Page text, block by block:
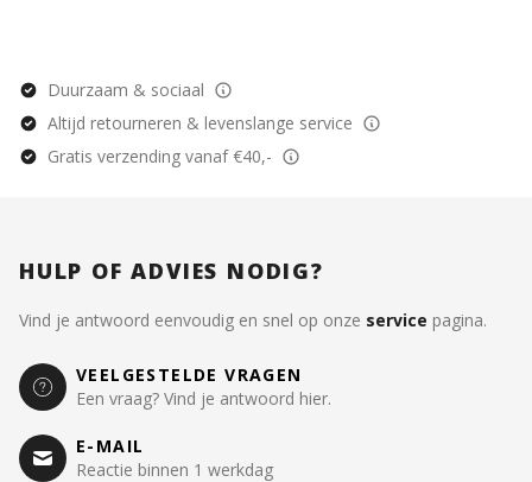
Duurzaam & sociaal
Altijd retourneren & levenslange service
Gratis verzending vanaf €40,-
HULP OF ADVIES NODIG?
Vind je antwoord eenvoudig en snel op onze service pagina.
VEELGESTELDE VRAGEN
Een vraag? Vind je antwoord hier.
E-MAIL
Reactie binnen 1 werkdag